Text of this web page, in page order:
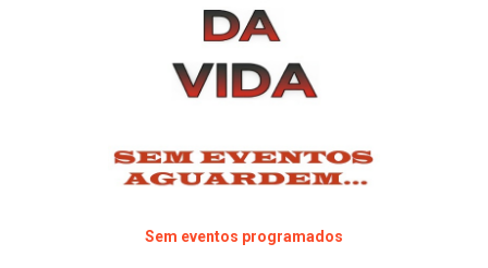
Sem eventos programados